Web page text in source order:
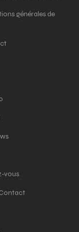
générales de
vous